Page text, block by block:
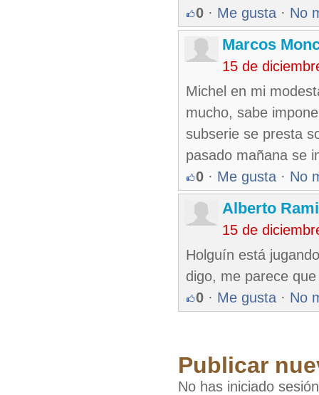
0 · Me gusta · No
Marcos
15 de
Michel en mi
mucho, sabe
subserie se presta
pasado mañana se
0 · Me gusta · No
Alberto
15 de
Holguín está
digo, me parece
0 · Me gusta · No
Publicar
No has iniciado